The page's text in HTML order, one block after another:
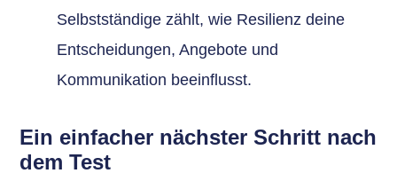
Selbstständige zählt, wie Resilienz deine
Entscheidungen, Angebote und
Kommunikation beeinflusst.
Ein einfacher nächster Schritt nach
dem Test